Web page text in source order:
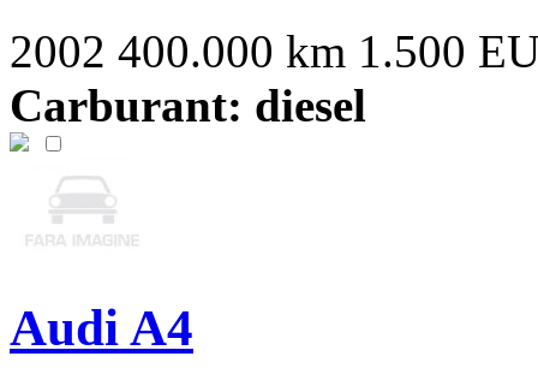
2002 400.000 km 1.500
Carburant: diesel
Audi A4